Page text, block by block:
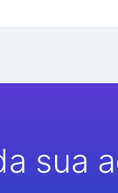
sua